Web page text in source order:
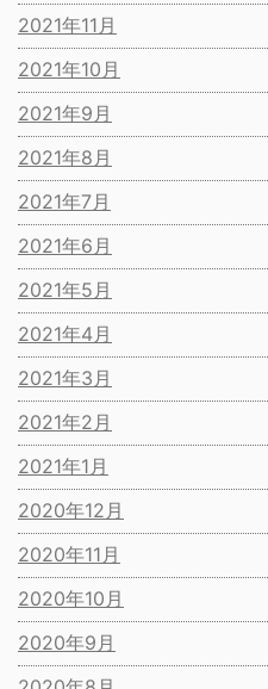
2021年11月
2021年10月
2021年9月
2021年8月
2021年7月
2021年6月
2021年5月
2021年4月
2021年3月
2021年2月
2021年1月
2020年12月
2020年11月
2020年10月
2020年9月